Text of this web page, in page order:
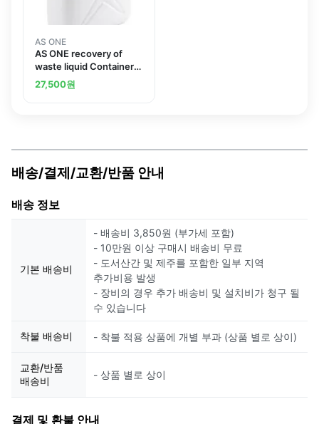
AS ONE
AS ONE recovery of
waste liquid Container
(For Tube Connection
Cap) 290 x 138 x 340
27,500원
배송/결제/교환/반품 안내
배송 정보
기본 배송비
- 배송비 3,850원 (부가세 포함)
- 10만원 이상 구매시 배송비 무료
- 도서산간 및 제주를 포함한 일부 지역
추가비용 발생
- 장비의 경우 추가 배송비 및 설치비가 청구 될
수 있습니다
착불 배송비 - 착불 적용 상품에 개별 부과 (상품 별로 상이)
교환/반품
배송비
- 상품 별로 상이
결제 및 환불 안내